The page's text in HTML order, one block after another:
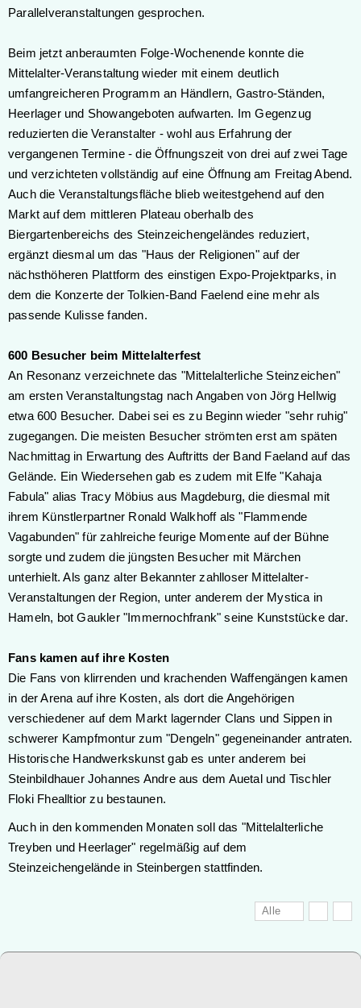
Parallelveranstaltungen gesprochen.
Beim jetzt anberaumten Folge-Wochenende konnte die
Mittelalter-Veranstaltung wieder mit einem deutlich
umfangreicheren Programm an Händlern, Gastro-Ständen,
Heerlager und Showangeboten aufwarten. Im Gegenzug
reduzierten die Veranstalter - wohl aus Erfahrung der
vergangenen Termine - die Öffnungszeit von drei auf zwei Tage
und verzichteten vollständig auf eine Öffnung am Freitag Abend.
Auch die Veranstaltungsfläche blieb weitestgehend auf den
Markt auf dem mittleren Plateau oberhalb des
Biergartenbereichs des Steinzeichengeländes reduziert,
ergänzt diesmal um das "Haus der Religionen" auf der
nächsthöheren Plattform des einstigen Expo-Projektparks, in
dem die Konzerte der Tolkien-Band Faelend eine mehr als
passende Kulisse fanden.
600 Besucher beim Mittelalterfest
An Resonanz verzeichnete das "Mittelalterliche Steinzeichen"
am ersten Veranstaltungstag nach Angaben von Jörg Hellwig
etwa 600 Besucher. Dabei sei es zu Beginn wieder "sehr ruhig"
zugegangen. Die meisten Besucher strömten erst am späten
Nachmittag in Erwartung des Auftritts der Band Faeland auf das
Gelände. Ein Wiedersehen gab es zudem mit Elfe "Kahaja
Fabula" alias Tracy Möbius aus Magdeburg, die diesmal mit
ihrem Künstlerpartner Ronald Walkhoff als "Flammende
Vagabunden" für zahlreiche feurige Momente auf der Bühne
sorgte und zudem die jüngsten Besucher mit Märchen
unterhielt. Als ganz alter Bekannter zahlloser Mittelalter-
Veranstaltungen der Region, unter anderem der Mystica in
Hameln, bot Gaukler "Immernochfrank" seine Kunststücke dar.
Fans kamen auf ihre Kosten
Die Fans von klirrenden und krachenden Waffengängen kamen
in der Arena auf ihre Kosten, als dort die Angehörigen
verschiedener auf dem Markt lagernder Clans und Sippen in
schwerer Kampfmontur zum "Dengeln" gegeneinander antraten.
Historische Handwerkskunst gab es unter anderem bei
Steinbildhauer Johannes Andre aus dem Auetal und Tischler
Floki Fhealltior zu bestaunen.
Auch in den kommenden Monaten soll das "Mittelalterliche
Treyben und Heerlager" regelmäßig auf dem
Steinzeichengelände in Steinbergen stattfinden.
Alle